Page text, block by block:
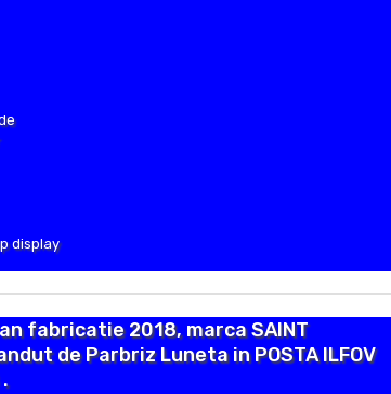
display
fabricatie 2018, marca SAINT
de Parbriz Luneta in POSTA ILFOV